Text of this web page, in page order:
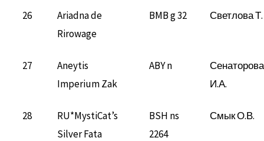
26
Ariadna de
Rirowage
BMB g 32 Светлова Т.
27
Aneytis
Imperium Zak
ABY n
Сенаторова
И.А.
28
RU*MystiCat’s
Silver Fata
BSH ns
2264
Смык О.В.